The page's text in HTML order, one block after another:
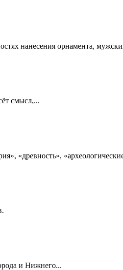
нанесения орнамента,
смысл,...
«древность»,
и Нижнего...